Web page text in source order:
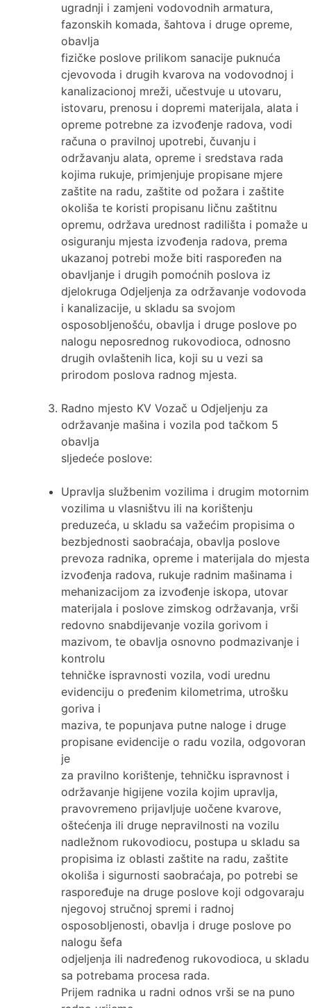
ugradnji i zamjeni vodovodnih armatura,
fazonskih komada, šahtova i druge opreme,
obavlja
fizičke poslove prilikom sanacije puknuća
cjevovoda i drugih kvarova na vodovodnoj i
kanalizacionoj mreži, učestvuje u utovaru,
istovaru, prenosu i dopremi materijala, alata i
opreme potrebne za izvođenje radova, vodi
računa o pravilnoj upotrebi, čuvanju i
održavanju alata, opreme i sredstava rada
kojima rukuje, primjenjuje propisane mjere
zaštite na radu, zaštite od požara i zaštite
okoliša te koristi propisanu ličnu zaštitnu
opremu, održava urednost radilišta i pomaže u
osiguranju mjesta izvođenja radova, prema
ukazanoj potrebi može biti raspoređen na
obavljanje i drugih pomoćnih poslova iz
djelokruga Odjeljenja za održavanje vodovoda
i kanalizacije, u skladu sa svojom
osposobljenošću, obavlja i druge poslove po
nalogu neposrednog rukovodioca, odnosno
drugih ovlaštenih lica, koji su u vezi sa
prirodom poslova radnog mjesta.
Radno mjesto KV Vozač u Odjeljenju za
održavanje mašina i vozila pod tačkom 5
obavlja
sljedeće poslove:
Upravlja službenim vozilima i drugim motornim
vozilima u vlasništvu ili na korištenju
preduzeća, u skladu sa važećim propisima o
bezbjednosti saobraćaja, obavlja poslove
prevoza radnika, opreme i materijala do mjesta
izvođenja radova, rukuje radnim mašinama i
mehanizacijom za izvođenje iskopa, utovar
materijala i poslove zimskog održavanja, vrši
redovno snabdijevanje vozila gorivom i
mazivom, te obavlja osnovno podmazivanje i
kontrolu
tehničke ispravnosti vozila, vodi urednu
evidenciju o pređenim kilometrima, utrošku
goriva i
maziva, te popunjava putne naloge i druge
propisane evidencije o radu vozila, odgovoran
je
za pravilno korištenje, tehničku ispravnost i
održavanje higijene vozila kojim upravlja,
pravovremeno prijavljuje uočene kvarove,
oštećenja ili druge nepravilnosti na vozilu
nadležnom rukovodiocu, postupa u skladu sa
propisima iz oblasti zaštite na radu, zaštite
okoliša i sigurnosti saobraćaja, po potrebi se
raspoređuje na druge poslove koji odgovaraju
njegovoj stručnoj spremi i radnoj
osposobljenosti, obavlja i druge poslove po
nalogu šefa
odjeljenja ili nadređenog rukovodioca, u skladu
sa potrebama procesa rada.
Prijem radnika u radni odnos vrši se na puno